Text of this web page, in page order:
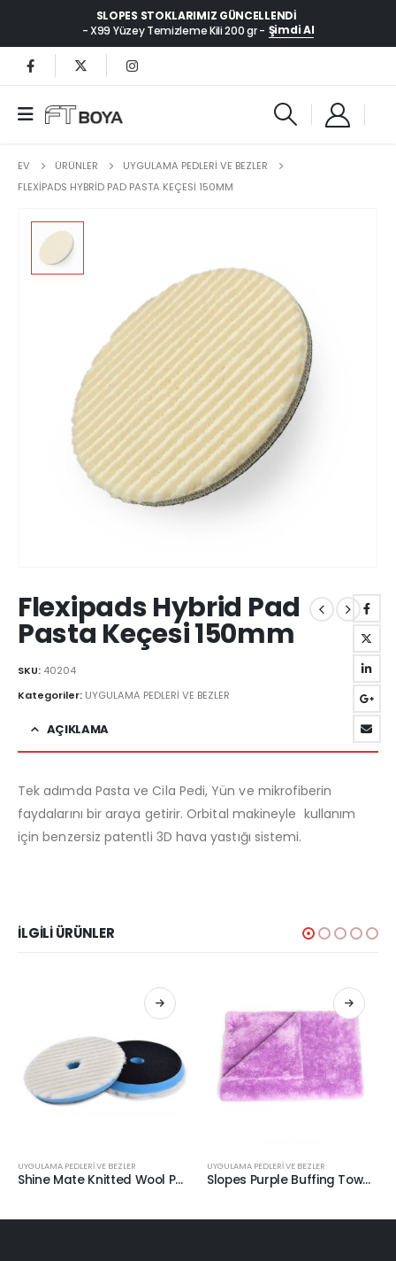
SLOPES STOKLARIMIZ GÜNCELLENDI
- X99 Yüzey Temizleme Kili 200 gr - Şimdi Al
EV ÜRÜNLER
UYGULAMA PEDLERİ VE BEZLER
FLEXIPADS HYBRID PAD PASTA KEÇESI 150MM
Flexipads Hybrid Pad
Pasta Keçesi 150mm
SKU: 40204
Kategoriler: UYGULAMA PEDLERİ VE BEZLER
AÇIKLAMA
Tek adımda Pasta ve Cila Pedi, Yün ve mikrofiberin
faydalarını bir araya getirir. Orbital makineyle kullanım
için benzersiz patentli 3D hava yastığı sistemi.
İLGILI ÜRÜNLER
UYGULAMA PEDLERİ VE BEZLER
Shine Mate Knitted Wool Pad Mavi Taban Agresif Yün Pasta Keçesi 150/160mm
UYGULAMA PEDLERİ VE BEZLER
Slopes Purple Buffing Towel Cila Silme Bezi 40x40cm